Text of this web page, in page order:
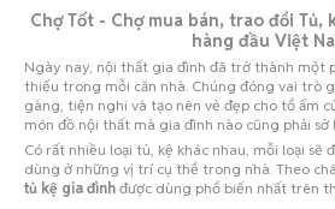
Chợ Tốt - Chợ mua bán, trao đổi
hàng đầu Việt
Ngày nay, nội thất gia đình đã trở thành một
thiếu trong mỗi căn nhà. Chúng đóng vai trò
gàng, tiện nghi và tạo nên vẻ đẹp cho tổ ấm
món đồ nội thất mà gia đình nào cũng phải sở
Có rất nhiều loại tủ, kệ khác nhau, mỗi loại sẽ
dùng ở những vị trí cụ thể trong nhà. Theo
tủ kệ gia đình được dùng phổ biến nhất trên